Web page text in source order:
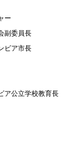
ー
副委員長
ビア市長
ア公立学校教育長